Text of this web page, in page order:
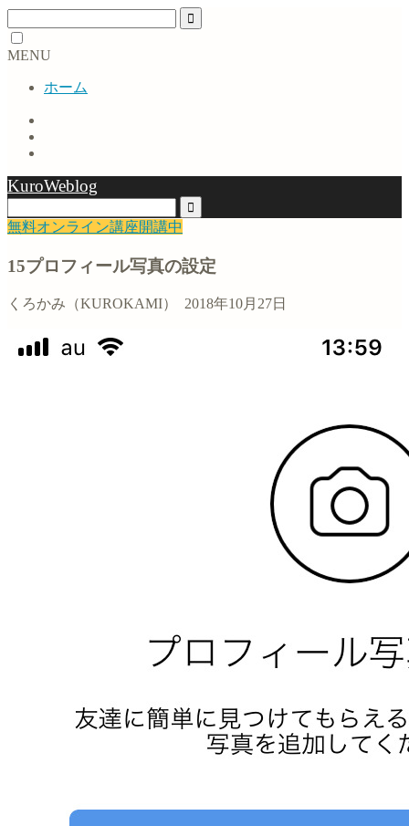
MENU
ホーム
KuroWeblog
無料オンライン講座開講中
15プロフィール写真の設定
くろかみ（KUROKAMI） 2018年10月27日